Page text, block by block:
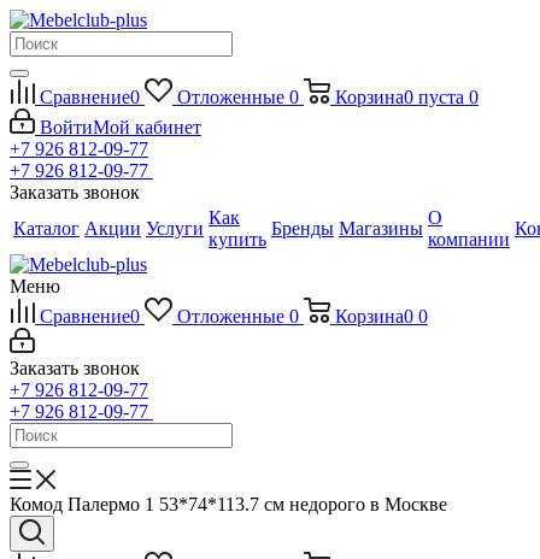
Сравнение0 Отложенные 0 Корзина0 пуста 0
ВойтиМой кабинет
+7 926 812-09-77
+7 926 812-09-77
Заказать звонок
Каталог Акции Услуги
Как
купить
Бренды Магазины
О
компании
Меню
Сравнение0 Отложенные 0 Корзина0 0
Заказать звонок
+7 926 812-09-77
+7 926 812-09-77
Комод Палермо 1 53*74*113.7 см недорого в Москве